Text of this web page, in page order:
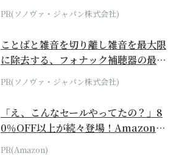
PR(ソノヴァ・ジャパン株式会社)
ことばと雑音を切り離し雑音を最大限
に除去する、フォナック補聴器の最上
位モデル
PR(ソノヴァ・ジャパン株式会社)
「え、こんなセールやってたの？」8
0％OFF以上が続々登場！Amazonの
本気が...
PR(Amazon)